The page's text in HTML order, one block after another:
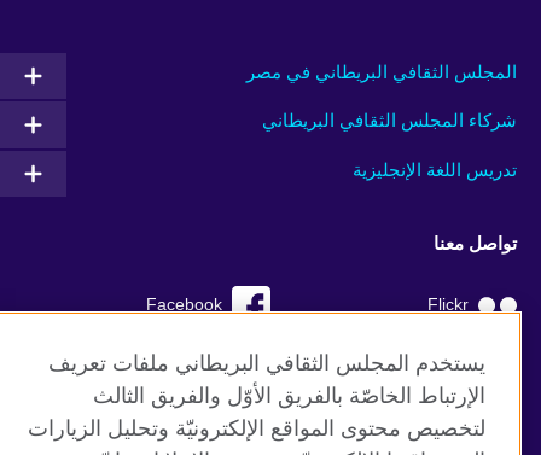
المجلس الثقافي البريطاني في مصر
شركاء المجلس الثقافي البريطاني
تدريس اللغة الإنجليزية
تواصل معنا
Facebook Flickr
YouTube RSS
TikTok
يستخدم المجلس الثقافي البريطاني ملفات تعريف
الإرتباط الخاصّة بالفريق الأوّل والفريق الثالث
لتخصيص محتوى المواقع الإلكترونيّة وتحليل الزيارات